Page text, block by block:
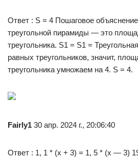
Ответ : S = 4 Пошаговое
треугольной пирамиды — это
треугольника. S1 = S1 =
равных треугольников, значит,
треугольника умножаем на 4. S = 4.
Fairly1 30 апр. 2024 г., 20:06:40
Ответ : 1, 1 * (х + 3) = 1, 5 * (x — 3)